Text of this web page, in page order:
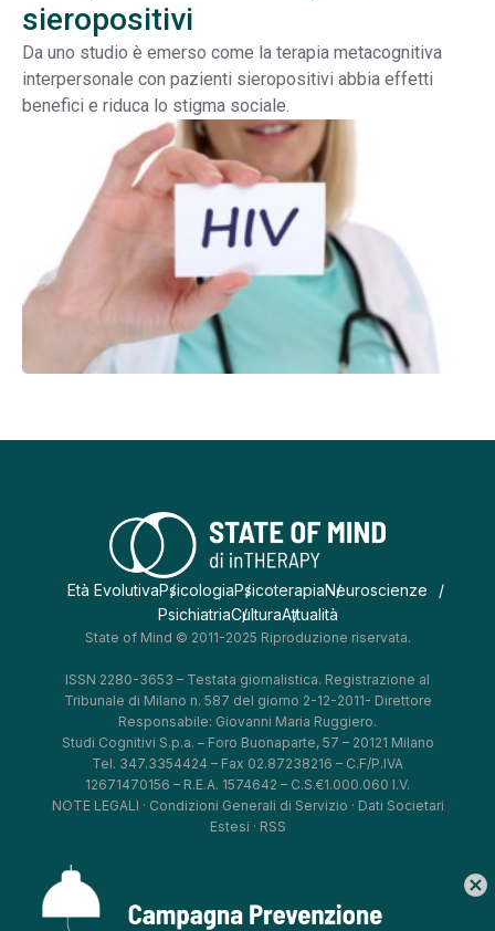
sieropositivi
Da uno studio è emerso come la terapia metacognitiva
interpersonale con pazienti sieropositivi abbia effetti
benefici e riduca lo stigma sociale.
Età EvolutivaPsicologiaPsicoterapiaNeuroscienze
PsichiatriaCulturaAttualità
State of Mind © 2011-2025 Riproduzione riservata.
ISSN 2280-3653 – Testata giornalistica. Registrazione al
Tribunale di Milano n. 587 del giorno 2-12-2011- Direttore
Responsabile: Giovanni Maria Ruggiero.
Studi Cognitivi S.p.a. – Foro Buonaparte, 57 – 20121 Milano
Tel. 347.3354424 – Fax 02.87238216 – C.F/P.IVA
12671470156 – R.E.A. 1574642 – C.S.€1.000.060 I.V.
NOTE LEGALI · Condizioni Generali di Servizio · Dati Societari
Estesi · RSS
** **
cancel